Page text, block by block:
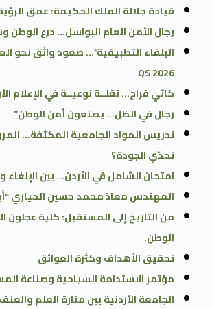
قيادة جلالة الملك الحكيمة: عمق
رجال الأمن العام البواسل… درع الوطن
البلقاء التطبيقية”… صعود واثق نحو
QS 2026
كاثي فراج… نقلــة نوعيــة في الإعلام
رجال في الظل… يصنعون أمن الوطن”
تدريس المواد الجامعية المكثفة…
تحدّي الجودة؟
امتحان الشامل في الأردن… بين
المهندس معاذ محمد حسين الحياري
من التاريخ إلى المستقبل: كلية
الوطن.
تحقيق الأهداف وكثرة العوائق
مؤتمر الاستدامة السياحية وصناعة
الجامعة الأردنية بين منارة العلم